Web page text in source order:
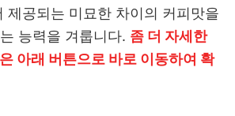
제공되는 미묘한 차이의 커피맛을
능력을 겨룹니다. 좀 더 자세한
아래 버튼으로 바로 이동하여 확